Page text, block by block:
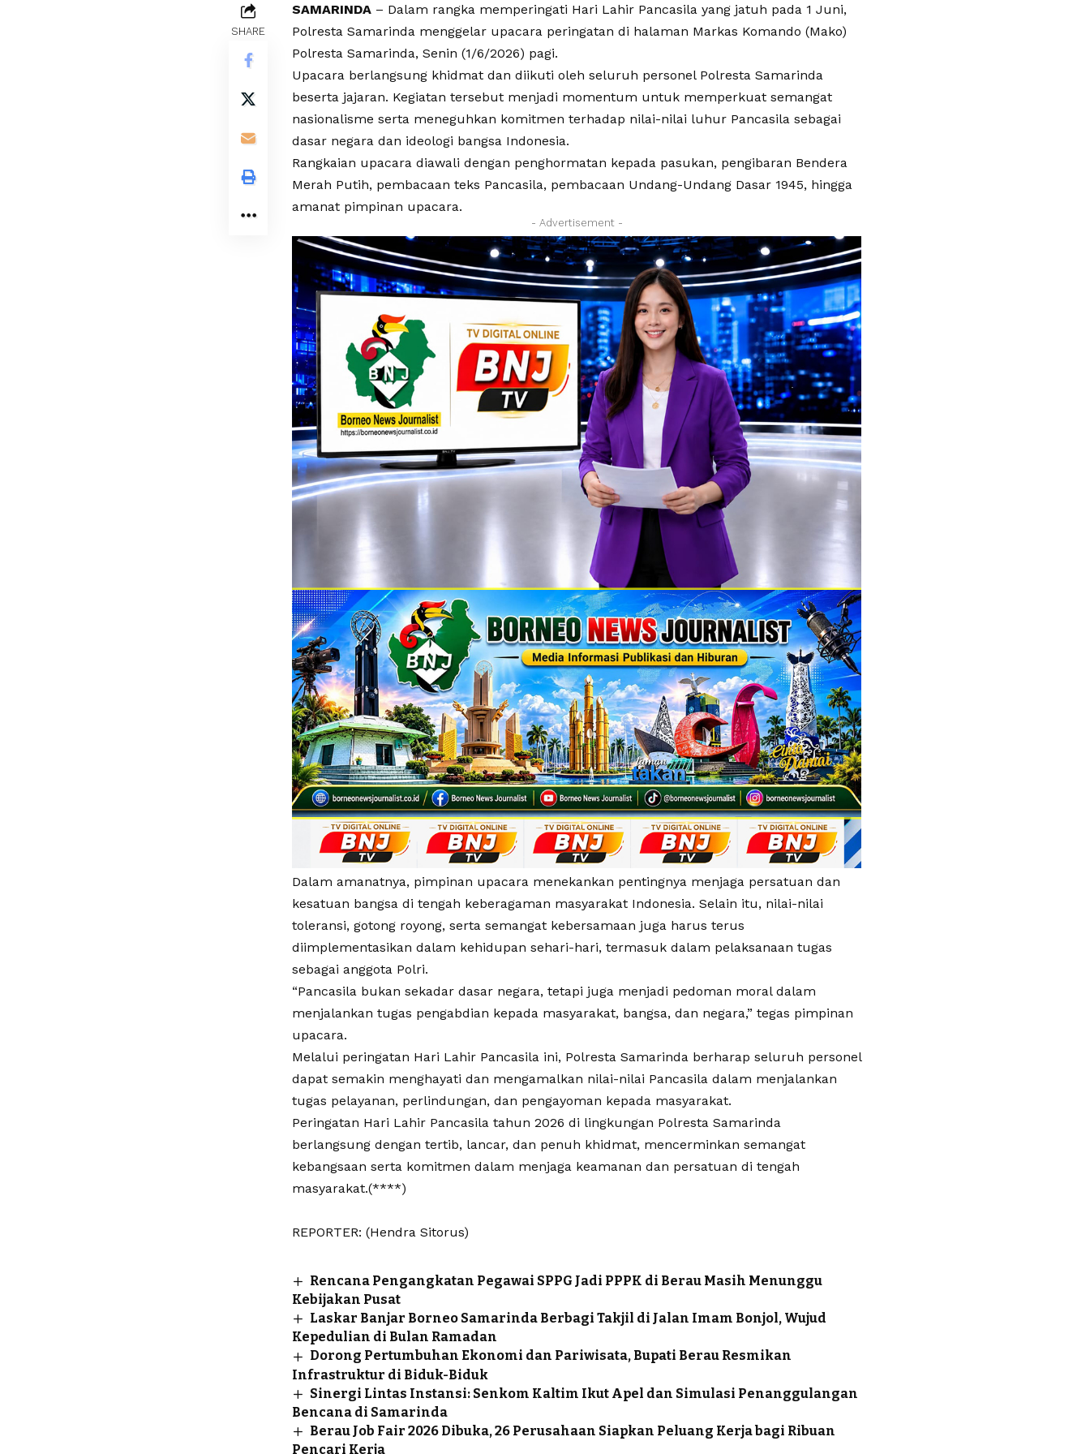
SHARE
SAMARINDA – Dalam rangka memperingati Hari Lahir Pancasila yang jatuh pada 1 Juni,
Polresta Samarinda menggelar upacara peringatan di halaman Markas Komando (Mako)
Polresta Samarinda, Senin (1/6/2026) pagi.
Upacara berlangsung khidmat dan diikuti oleh seluruh personel Polresta Samarinda
beserta jajaran. Kegiatan tersebut menjadi momentum untuk memperkuat semangat
nasionalisme serta meneguhkan komitmen terhadap nilai-nilai luhur Pancasila sebagai
dasar negara dan ideologi bangsa Indonesia.
Rangkaian upacara diawali dengan penghormatan kepada pasukan, pengibaran Bendera
Merah Putih, pembacaan teks Pancasila, pembacaan Undang-Undang Dasar 1945, hingga
amanat pimpinan upacara.
- Advertisement -
Dalam amanatnya, pimpinan upacara menekankan pentingnya menjaga persatuan dan
kesatuan bangsa di tengah keberagaman masyarakat Indonesia. Selain itu, nilai-nilai
toleransi, gotong royong, serta semangat kebersamaan juga harus terus
diimplementasikan dalam kehidupan sehari-hari, termasuk dalam pelaksanaan tugas
sebagai anggota Polri.
“Pancasila bukan sekadar dasar negara, tetapi juga menjadi pedoman moral dalam
menjalankan tugas pengabdian kepada masyarakat, bangsa, dan negara,” tegas pimpinan
upacara.
Melalui peringatan Hari Lahir Pancasila ini, Polresta Samarinda berharap seluruh personel
dapat semakin menghayati dan mengamalkan nilai-nilai Pancasila dalam menjalankan
tugas pelayanan, perlindungan, dan pengayoman kepada masyarakat.
Peringatan Hari Lahir Pancasila tahun 2026 di lingkungan Polresta Samarinda
berlangsung dengan tertib, lancar, dan penuh khidmat, mencerminkan semangat
kebangsaan serta komitmen dalam menjaga keamanan dan persatuan di tengah
masyarakat.(****)
REPORTER: (Hendra Sitorus)
Rencana Pengangkatan Pegawai SPPG Jadi PPPK di Berau Masih Menunggu
Kebijakan Pusat
Laskar Banjar Borneo Samarinda Berbagi Takjil di Jalan Imam Bonjol, Wujud
Kepedulian di Bulan Ramadan
Dorong Pertumbuhan Ekonomi dan Pariwisata, Bupati Berau Resmikan
Infrastruktur di Biduk-Biduk
Sinergi Lintas Instansi: Senkom Kaltim Ikut Apel dan Simulasi Penanggulangan
Bencana di Samarinda
Berau Job Fair 2026 Dibuka, 26 Perusahaan Siapkan Peluang Kerja bagi Ribuan
Pencari Kerja